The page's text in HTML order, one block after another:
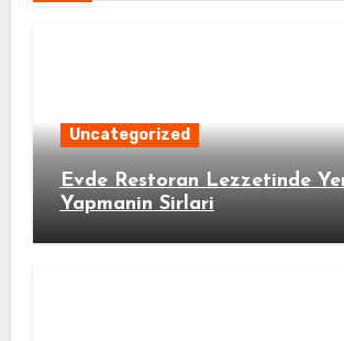
Uncategorized
Evde Restoran Lezzetinde
Yapmanin Sirlari